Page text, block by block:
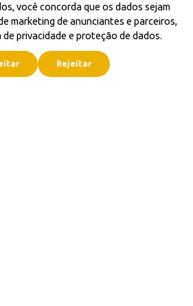
você concorda que os dados sejam
marketing de anunciantes e parceiros,
privacidade e proteção de dados.
Rejeitar